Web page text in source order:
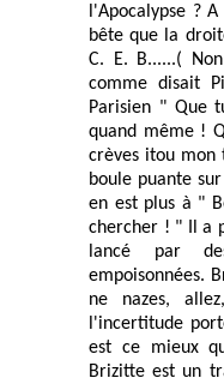
l'Apocalypse ?
bête que la
C. E. B......(
comme disait
Parisien " Que
quand même !
crèves itou mon
boule puante
en est plus à "
chercher ! " Il a
lancé par
empoisonnées.
ne nazes,
l'incertitude
est ce mieux
Brizitte est un